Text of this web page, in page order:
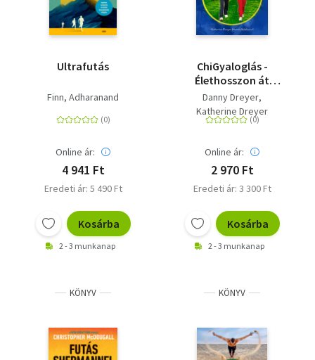
Ultrafutás
Finn, Adharanand
Online ár:
4 941 Ft
Eredeti ár: 5 490 Ft
Kosárba
2 - 3 munkanap
ChiGyaloglás -
Élethosszon át
egészségesen és
energikusan járható
módszer
Danny Dreyer
Katherine Dreyer
Online ár:
2 970 Ft
Eredeti ár: 3 300 Ft
Kosárba
2 - 3 munkanap
KÖNYV KÖNYV